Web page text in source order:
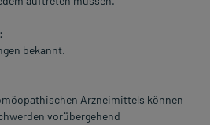
bekannt.
Arzneimittels können
vorübergehend